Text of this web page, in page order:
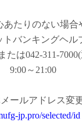
あたりのない場
トバンキングヘル
たは042-311-
9:00～21:00
ールアドレス変
jp.pro/selected/id